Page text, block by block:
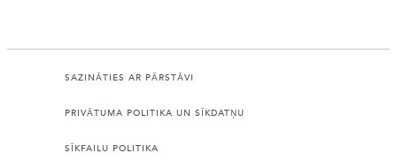
SAZINĀTIES AR PĀRSTĀVI
PRIVĀTUMA POLITIKA UN SĪKDATŅU
SĪKFAILU POLITIKA